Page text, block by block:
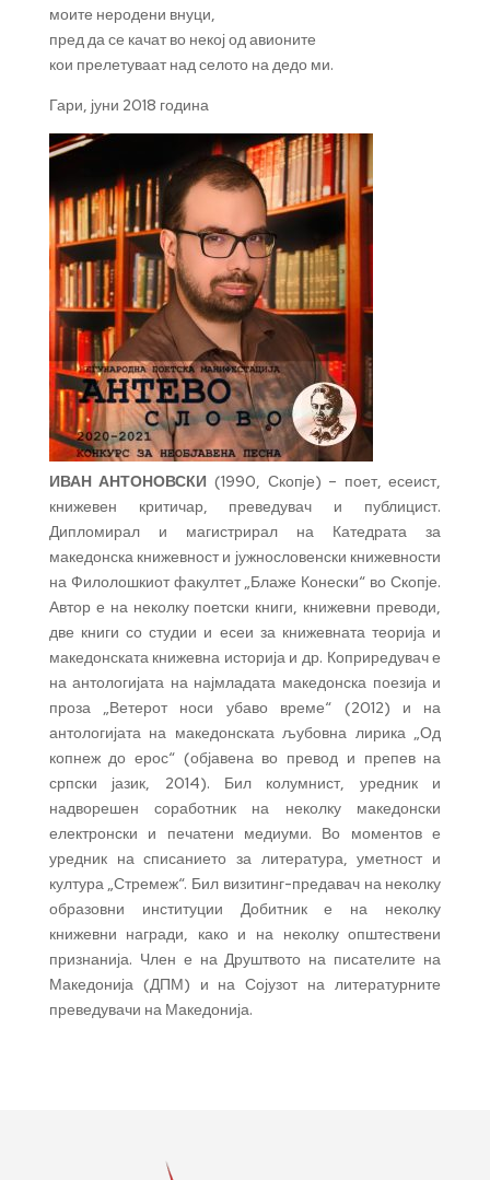
моите неродени внуци,
пред да се качат во некој од авионите
кои прелетуваат над селото на дедо ми.
Гари, јуни 2018 година
ИВАН АНТОНОВСКИ (1990, Скопје) – поет, есеист,
книжевен критичар, преведувач и публицист.
Дипломирал и магистрирал на Катедрата за
македонска книжевност и јужнословенски книжевности
на Филолошкиот факултет „Блаже Конески“ во Скопје.
Автор е на неколку поетски книги, книжевни преводи,
две книги со студии и есеи за книжевната теорија и
македонската книжевна историја и др. Коприредувач е
на антологијата на најмладата македонска поезија и
проза „Ветерот носи убаво време“ (2012) и на
антологијата на македонската љубовна лирика „Од
копнеж до ерос“ (објавена во превод и препев на
српски јазик, 2014). Бил колумнист, уредник и
надворешен соработник на неколку македонски
електронски и печатени медиуми. Во моментов е
уредник на списанието за литература, уметност и
култура „Стремеж“. Бил визитинг-предавач на неколку
образовни институции Добитник е на неколку
книжевни награди, како и на неколку општествени
признанија. Член е на Друштвото на писателите на
Македонија (ДПМ) и на Сојузот на литературните
преведувачи на Македонија.